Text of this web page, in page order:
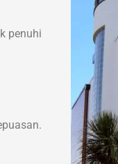
penuhi